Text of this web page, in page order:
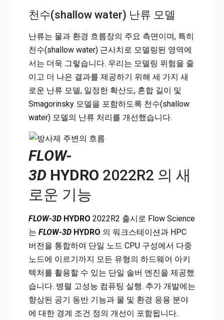
천수(shallow water) 난류 모델
난류는 물과 환경 흐름장의 주요 측면이며, 특히
천수(shallow water) 근사치로 모델링된 영역에
서는 더욱 그렇습니다. 우리는 모델링 위험을 줄
이고 더 나은 결과를 제공하기 위해 세 가지 새
로운 난류 모델, 일정한 확산도, 혼합 길이 및
Smagorinsky 모델을 포함하도록 천수(shallow
water) 모델의 난류 처리를 개선했습니다.
FLOW-
3DHYDRO 2022R2 의 새
로운 기능
FLOW-3DHYDRO 2022R2 출시로 Flow Science
는 FLOW-3D HYDRO 의 워크스테이션과 HPC
버전을 통합하여 단일 노드 CPU 구성에서 다중
노드에 이르기까지 모든 유형의 하드웨어 아키
텍처를 활용할 수 있는 단일 솔버 엔진을 제공했
습니다. 병렬 고성능 컴퓨팅 실행. 추가 개발에는
향상된 공기 동반 기능과 물 및 환경 응용 분야
에 대한 경계 조건 정의 개선이 포함됩니다.